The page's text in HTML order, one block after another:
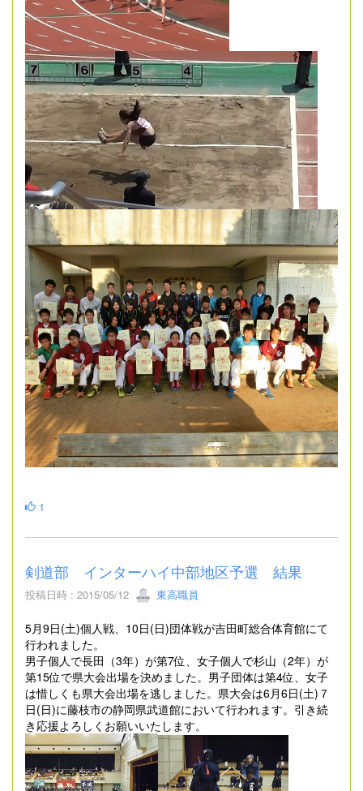
1
剣道部 インターハイ中部地区予選 結果
投稿日時 : 2015/05/12 東高職員
5月9日(土)個人戦、10日(日)団体戦が吉田町総合体育館にて
行われました。
男子個人で長田（3年）が第7位、女子個人で杉山（2年）が
第15位で県大会出場を決めました。男子団体は第4位、女子
は惜しくも県大会出場を逃しました。県大会は6月6日(土)７
日(日)に藤枝市の静岡県武道館において行われます。引き続
き応援よろしくお願いいたします。